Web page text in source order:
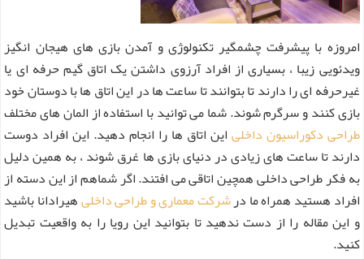
امروزه با پیشرفت چشمگیر تکنولوژی و آمدن بازی های هیجان انگیز
ویدئویی زیبا ، بسیاری از افراد آرزوی داشتن یک اتاق گیم حرفه ای یا
غیرحرفه ای را دارند تا بتوانند تا ساعت ها در این اتاق ها با دوستان خود
بازی کنند و سرگرم شوند.شما می توانید با استفاده از المان های مختلف
طراحی دکوراسیون داخلیاین اتاق ها را انجام دهید. این افراد دوست
دارند تا ساعت های زیادی در دنیای بازی ها غرق شوند ، به همین دلیل
به فکر طراحی داخلی همچین اتاقی می افتند. اگر شماهم از این دسته از
افراد هستید همراه ما درشرکت معماری و طراحی داخلیهیرادانا باشید
و این مقاله را از دست ندهید تا بتوانید این رویا را به واقعیت تبدیل
کنید.